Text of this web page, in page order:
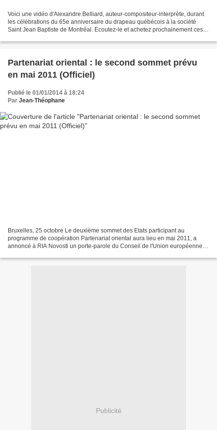
Voici une vidéo d'Alexandre Belliard, auteur-compositeur-interprète, durant
les célébrations du 65e anniversaire du drapeau québécois à la société
Saint Jean Baptiste de Montréal. Ecoutez-le et achetez prochainement ces
Partenariat oriental : le second sommet prévu
en mai 2011 (Officiel)
Publié le 01/01/2014 à 18:24
Par Jean-Théophane
Bruxelles, 25 octobre Le deuxième sommet des Etats participant au
programme de coopération Partenariat oriental aura lieu en mai 2011, a
annoncé à RIA Novosti un porte-parole du Conseil de l'Union européenne.
Publicité